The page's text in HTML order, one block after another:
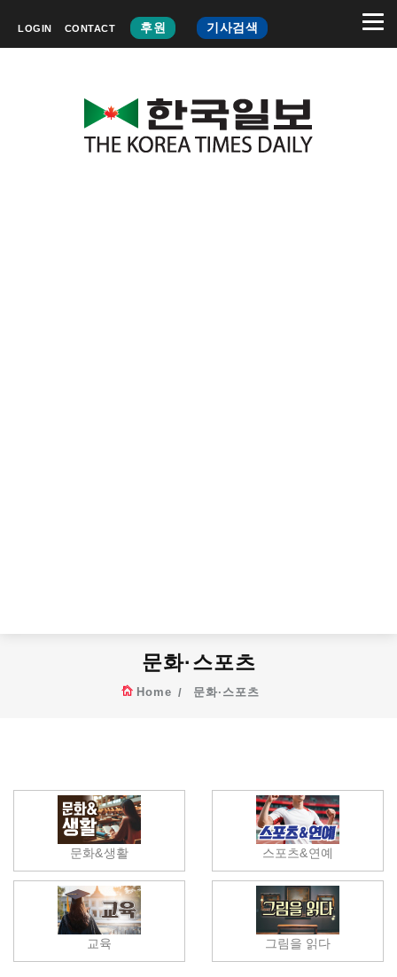
LOGIN CONTACT 후원 기사검색
문화·스포츠
Home 문화·스포츠
문화&생활 스포츠&연예
교육 그림을 읽다